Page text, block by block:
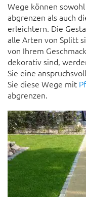
Wege können
abgrenzen als auch
erleichtern. Die
alle Arten von Splitt
von Ihrem
dekorativ sind,
Sie eine
Sie diese Wege mit
abgrenzen.